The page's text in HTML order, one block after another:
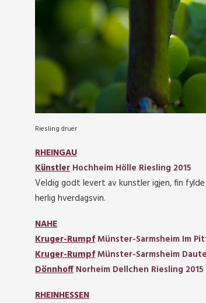
Riesling druer
RHEINGAU
Künstler Hochheim Hölle Riesling 2015
Veldig godt levert av kunstler igjen, fin
herlig hverdagsvin.
NAHE
Kruger-RumpfMünster-Sarmsheim Im
Kruger-RumpfMünster-Sarmsheim
Dönnhoff Norheim Dellchen Riesling 2015
RHEINHESSEN